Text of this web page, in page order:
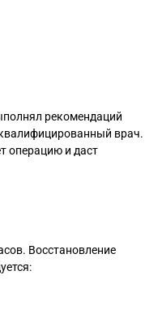
рекомендаций
врач.
операцию и даст
Восстановление